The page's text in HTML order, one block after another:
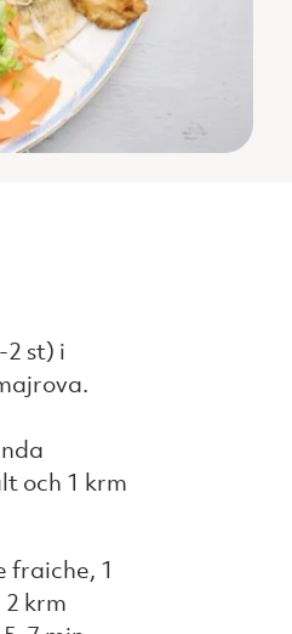
st) i
och 1 krm
fraiche, 1
krm